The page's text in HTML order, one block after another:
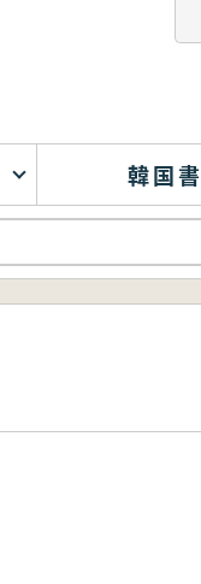
韓国書